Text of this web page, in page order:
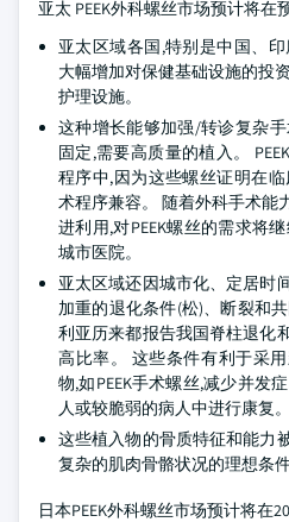
亚太 PEEK外科螺丝市场预计将在
亚太区域各国,特别是中国、
大幅增加对保健基础设施的投
护理设施。
这种增长能够加强/转诊复杂
固定,需要高质量的植入。
程序中,因为这些螺丝证明在
术程序兼容。 随着外科手术能
进利用,对PEEK螺丝的需求将
城市医院。
亚太区域还因城市化、定居时
加重的退化条件(松)、断裂和
利亚历来都报告我国脊柱退化
高比率。 这些条件有利于采
物,如PEEK手术螺丝,减少并发
人或较脆弱的病人中进行康复。
这些植入物的骨质特征和能力
复杂的肌肉骨骼状况的理想条
日本PEEK外科螺丝市场预计将在